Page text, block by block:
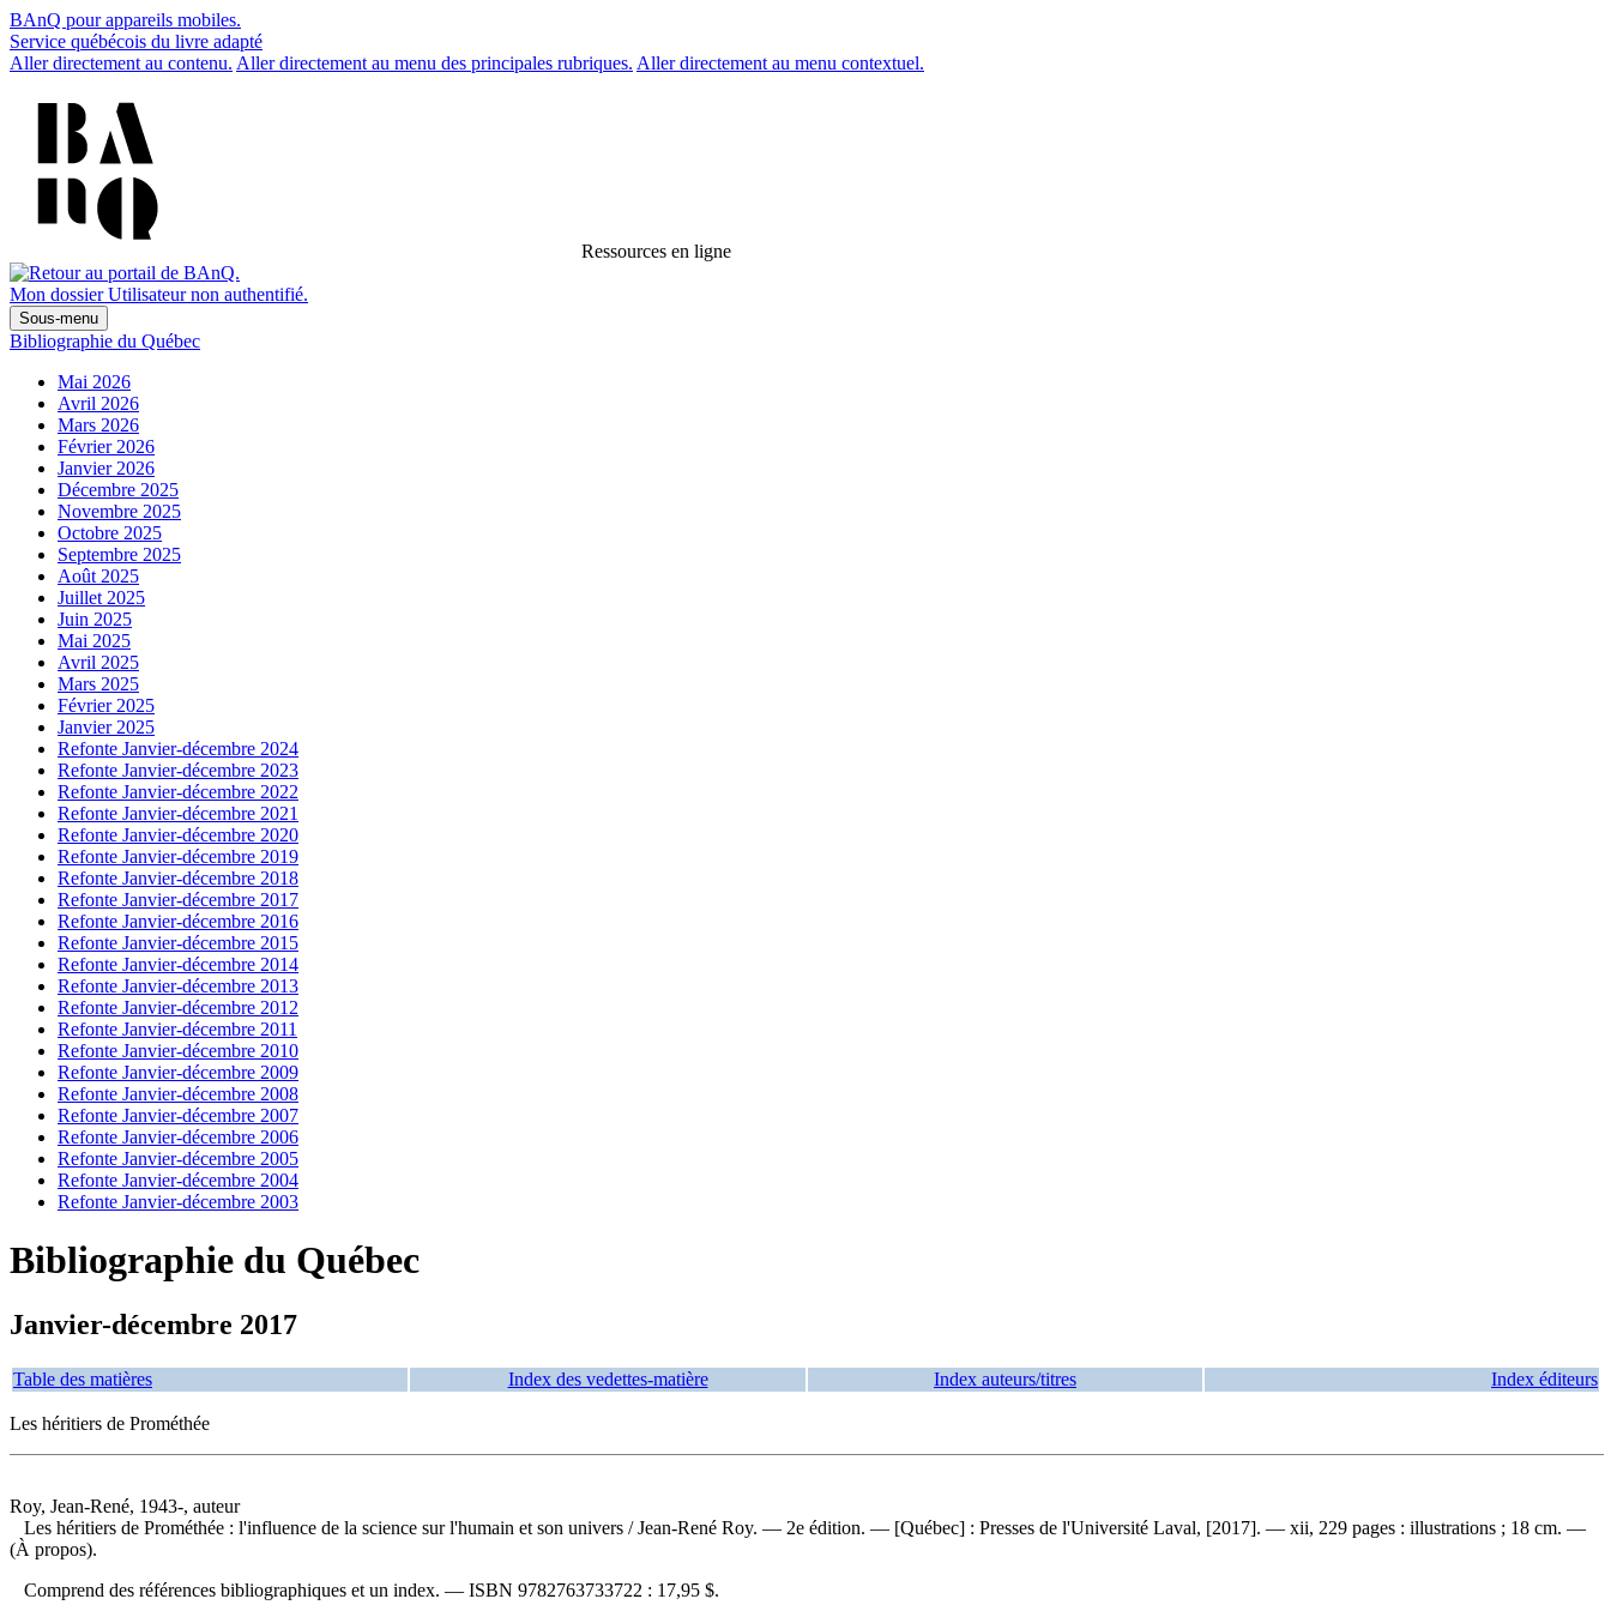
BAnQ pour appareils mobiles.
Service québécois du livre adapté
Aller directement au contenu. Aller directement au menu des principales rubriques. Aller directement au menu contextuel.
Ressources en ligne
Mon dossier Utilisateur non authentifié.
Sous-menu
Bibliographie du Québec
Mai 2026
Avril 2026
Mars 2026
Février 2026
Janvier 2026
Décembre 2025
Novembre 2025
Octobre 2025
Septembre 2025
Août 2025
Juillet 2025
Juin 2025
Mai 2025
Avril 2025
Mars 2025
Février 2025
Janvier 2025
Refonte Janvier-décembre 2024
Refonte Janvier-décembre 2023
Refonte Janvier-décembre 2022
Refonte Janvier-décembre 2021
Refonte Janvier-décembre 2020
Refonte Janvier-décembre 2019
Refonte Janvier-décembre 2018
Refonte Janvier-décembre 2017
Refonte Janvier-décembre 2016
Refonte Janvier-décembre 2015
Refonte Janvier-décembre 2014
Refonte Janvier-décembre 2013
Refonte Janvier-décembre 2012
Refonte Janvier-décembre 2011
Refonte Janvier-décembre 2010
Refonte Janvier-décembre 2009
Refonte Janvier-décembre 2008
Refonte Janvier-décembre 2007
Refonte Janvier-décembre 2006
Refonte Janvier-décembre 2005
Refonte Janvier-décembre 2004
Refonte Janvier-décembre 2003
Bibliographie du Québec
Janvier-décembre 2017
Table des matières Index des vedettes-matière Index auteurs/titres Index éditeurs
Les héritiers de Prométhée
Roy, Jean-René, 1943-, auteur
Les héritiers de Prométhée : l'influence de la science sur l'humain et son univers / Jean-René Roy. — 2e édition. — [Québec] : Presses de l'Université Laval, [2017]. — xii, 229 pages : illustrations ; 18 cm. —
(À propos).
Comprend des références bibliographiques et un index. — ISBN 9782763733722 : 17,95 $.